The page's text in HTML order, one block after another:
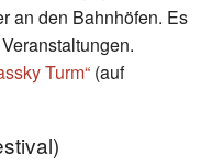
an den Bahnhöfen. Es
Turm“ (auf